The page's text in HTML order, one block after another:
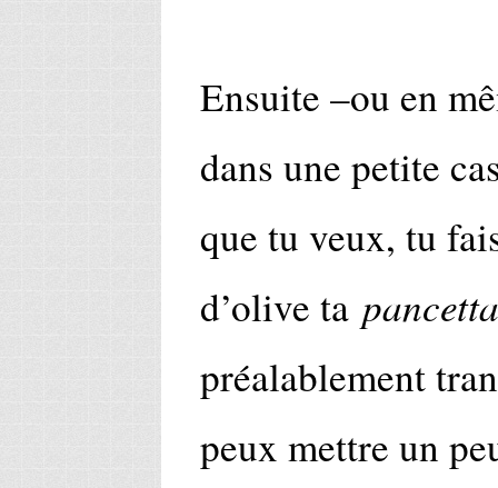
Ensuite –ou en
dans une petite
que tu veux, tu
d’olive ta
préalablement
peux mettre un